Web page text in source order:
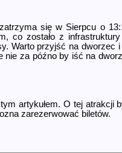
się w Sierpcu o
co zostało z
Warto przyjść na dworzec
nie za późno by iść na
artykułem. O tej atrakcji
zarezerwować biletów.